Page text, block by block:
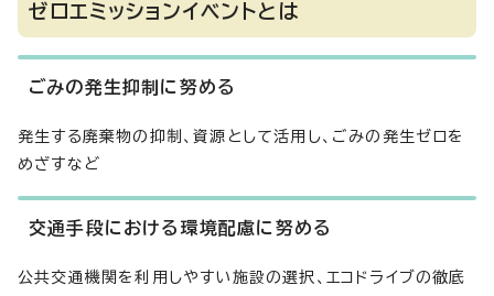
ゼロエミッションイベントとは
ごみの発生抑制に努める
発生する廃棄物の抑制、資源として活用し、ごみの発生ゼロを
めざすなど
交通手段における環境配慮に努める
公共交通機関を利用しやすい施設の選択、エコドライブの徹底